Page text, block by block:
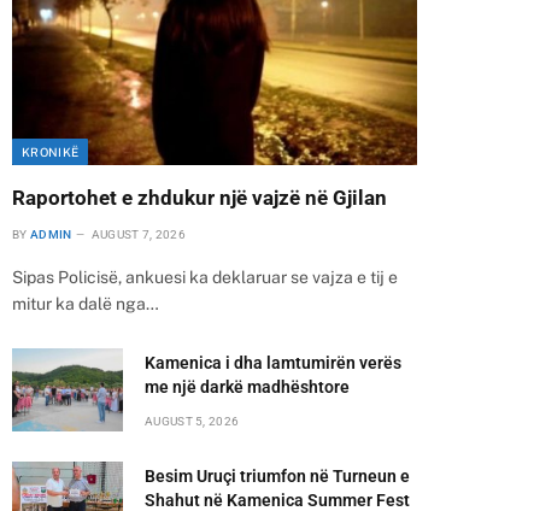
KRONIKË
Raportohet e zhdukur një vajzë në Gjilan
BY ADMIN AUGUST 7, 2026
Sipas Policisë, ankuesi ka deklaruar se vajza e tij e
mitur ka dalë nga…
Kamenica i dha lamtumirën verës
me një darkë madhështore
AUGUST 5, 2026
Besim Uruçi triumfon në Turneun e
Shahut në Kamenica Summer Fest